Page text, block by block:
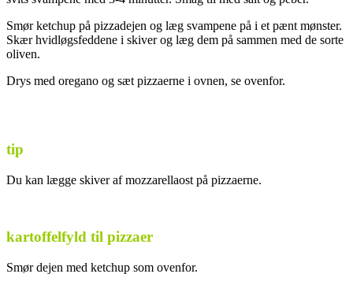
Smør ketchup på pizzadejen og læg svampene på i et pænt mønster.
Skær hvidløgsfeddene i skiver og læg dem på sammen med de sorte
oliven.
Drys med oregano og sæt pizzaerne i ovnen, se ovenfor.
tip
Du kan lægge skiver af mozzarellaost på pizzaerne.
kartoffelfyld til pizzaer
Smør dejen med ketchup som ovenfor.